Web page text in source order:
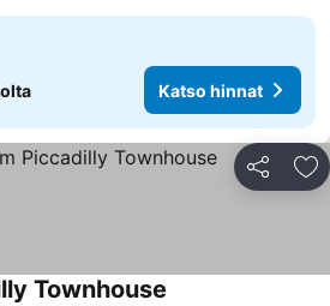
Katso hinnat
Jaa
Townhouse